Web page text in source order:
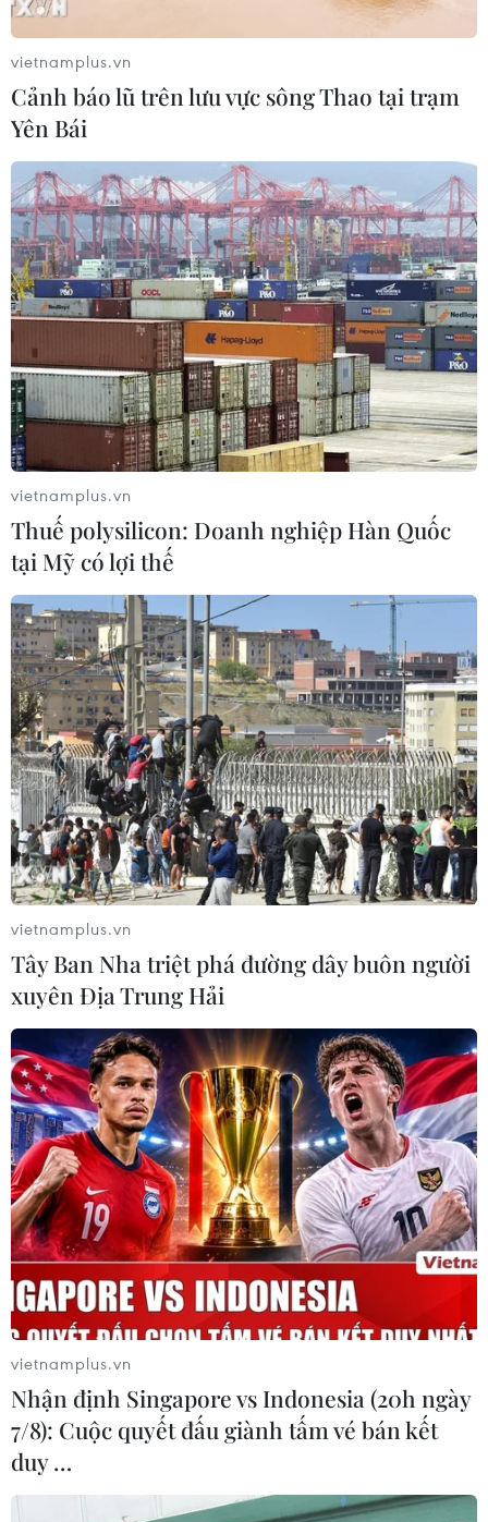
Khuyến cáo người dân không chủ quan, lơ
là trong phòng, chống dịch
28/01/2021 09:33
Trước diễn biến phức tạp của COVID-19, Bắc Ninh kêu
gọi mỗi người dân, từng gia đình, tổ dân phố, khu dân
cư không chủ quan, lơ là trong phòng, chống dịch; yêu
cầu dân đeo khẩu trang nơi đông người.
TP.HCM xác định, cách ly 6 trường hợp là
F1 của bệnh nhân số 1553
28/01/2021 10:02
Trung tâm Kiểm soát bệnh tật Thành phố Hồ Chí Minh
đã xác định được 6 trường hợp đang sinh sống trên địa
bàn có tiếp xúc gần với bệnh nhân số 1553, tất đã được
Bộ Y tế triển khai tổng lực chi viện cho Hải
Dương chống dịch
28/01/2021 10:48
vietnamplus.vn
Cảnh báo lũ trên lưu vực sông Thao tại trạm
Yên Bái
vietnamplus.vn
Thuế polysilicon: Doanh nghiệp Hàn Quốc
tại Mỹ có lợi thế
vietnamplus.vn
Tây Ban Nha triệt phá đường dây buôn người
xuyên Địa Trung Hải
vietnamplus.vn
Nhận định Singapore vs Indonesia (20h ngày
7/8): Cuộc quyết đấu giành tấm vé bán kết
duy …